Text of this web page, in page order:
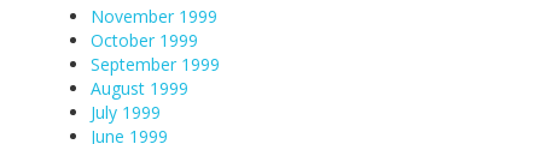
November 1999
October 1999
September 1999
August 1999
July 1999
June 1999